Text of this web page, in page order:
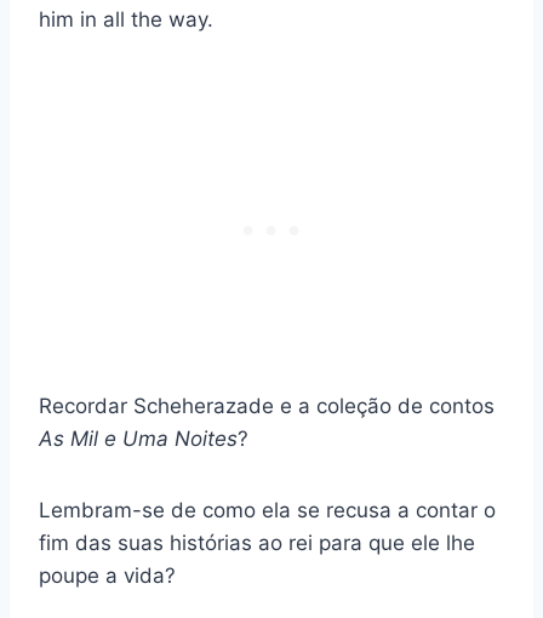
him in all the way.
Recordar Scheherazade e a coleção de contos
As Mil e Uma Noites?
Lembram-se de como ela se recusa a contar o
fim das suas histórias ao rei para que ele lhe
poupe a vida?